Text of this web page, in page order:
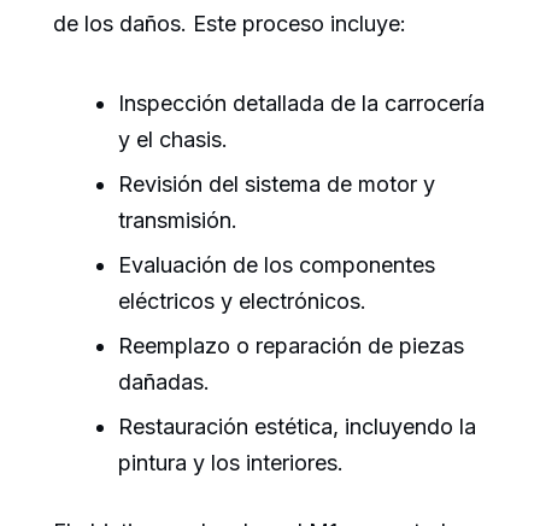
de los daños. Este proceso incluye:
Inspección detallada de la carrocería
y el chasis.
Revisión del sistema de motor y
transmisión.
Evaluación de los componentes
eléctricos y electrónicos.
Reemplazo o reparación de piezas
dañadas.
Restauración estética, incluyendo la
pintura y los interiores.